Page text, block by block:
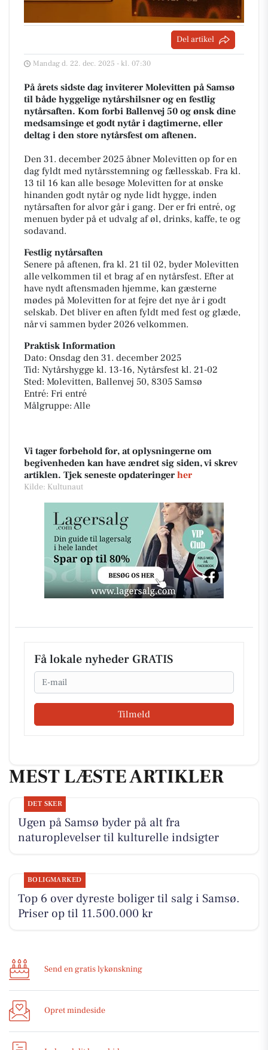
Del artikel
Mandag d. 22. dec. 2025 - kl. 07:30
På årets sidste dag inviterer Molevitten på Samsø
til både hyggelige nytårshilsner og en festlig
nytårsaften. Kom forbi Ballenvej 50 og ønsk dine
medsamsinge et godt nytår i dagtimerne, eller
deltag i den store nytårsfest om aftenen.
Den 31. december 2025 åbner Molevitten op for en
dag fyldt med nytårsstemning og fællesskab. Fra kl.
13 til 16 kan alle besøge Molevitten for at ønske
hinanden godt nytår og nyde lidt hygge, inden
nytårsaften for alvor går i gang. Der er fri entré, og
menuen byder på et udvalg af øl, drinks, kaffe, te og
sodavand.
Festlig nytårsaften
Senere på aftenen, fra kl. 21 til 02, byder Molevitten
alle velkommen til et brag af en nytårsfest. Efter at
have nydt aftensmaden hjemme, kan gæsterne
mødes på Molevitten for at fejre det nye år i godt
selskab. Det bliver en aften fyldt med fest og glæde,
når vi sammen byder 2026 velkommen.
Praktisk Information
Dato: Onsdag den 31. december 2025
Tid: Nytårshygge kl. 13-16, Nytårsfest kl. 21-02
Sted: Molevitten, Ballenvej 50, 8305 Samsø
Entré: Fri entré
Målgruppe: Alle
Vi tager forbehold for, at oplysningerne om
begivenheden kan have ændret sig siden, vi skrev
artiklen. Tjek seneste opdateringer her
Kilde: Kultunaut
Få lokale nyheder GRATIS
Email
Tilmeld
MEST LÆSTE ARTIKLER
DET SKER
Ugen på Samsø byder på alt fra
naturoplevelser til kulturelle indsigter
BOLIGMARKED
Top 6 over dyreste boliger til salg i Samsø.
Priser op til 11.500.000 kr
Send en gratis lykønskning
Opret mindeside